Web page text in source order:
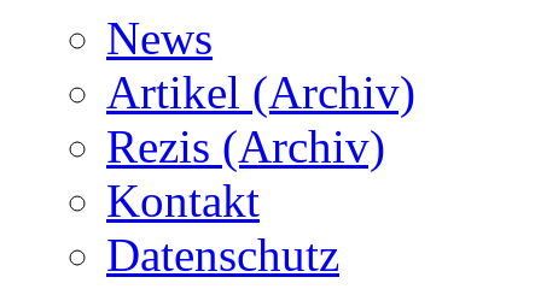
News
Artikel (Archiv)
Rezis (Archiv)
Kontakt
Datenschutz